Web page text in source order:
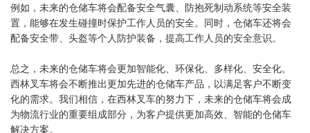
例如，未来的仓储车将会配备安全气囊、防抱死制动系统等安全装
置，能够在发生碰撞时保护工作人员的安全。同时，仓储车还将会
配备安全带、头盔等个人防护装备，提高工作人员的安全意识。
总之，未来的仓储车将会更加智能化、环保化、多样化、安全化。
西林叉车将会不断推出更加先进的仓储车产品，以满足客户不断变
化的需求。我们相信，在西林叉车的努力下，未来的仓储车将会成
为物流行业的重要组成部分，为客户提供更加高效、智能的仓储车
解决方案。